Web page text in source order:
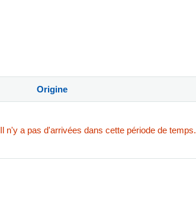
Origine
Il n'y a pas d'arrivées dans cette période de temps.